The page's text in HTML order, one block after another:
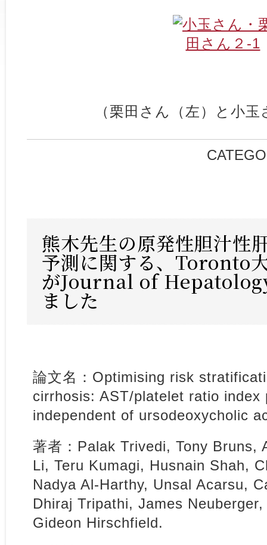
（栗田さん（左）と小
熊木先生の原発性胆汁性
予測に関する、Toronto
がJournal of
ました
論文名：Optimising risk
cirrhosis: AST/platelet ratio index
independent of ursodeoxycholic
著者：Palak Trivedi, Tony Bruns,
Li, Teru Kumagi, Husnain Shah,
Nadya Al-Harthy, Unsal Acarsu,
Dhiraj Tripathi, James
Gideon Hirschfield.